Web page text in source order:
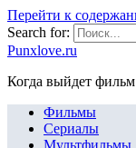
Перейти к
Search for:
Punxlove.ru
Когда выйдет
Фильмы
Сериалы
Мультфильмы